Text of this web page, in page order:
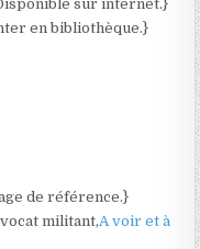
sur internet.}
en bibliothèque.}
de référence.}
militant,A voir et à